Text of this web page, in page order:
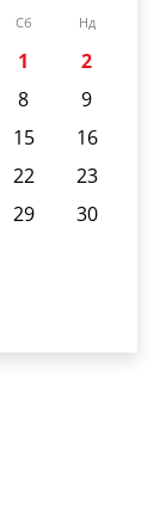
Сб Нд
1
2
8
9
15
16
22
23
29
30